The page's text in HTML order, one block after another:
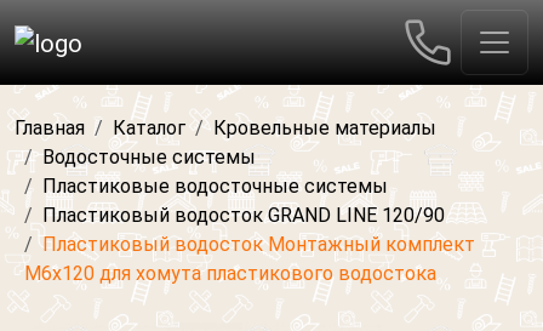
Главная Каталог
Кровельные материалы
Водосточные системы
Пластиковые водосточные системы
Пластиковый водосток GRAND LINE 120/90
Пластиковый водосток Монтажный комплект
М6х120 для хомута пластикового водостока